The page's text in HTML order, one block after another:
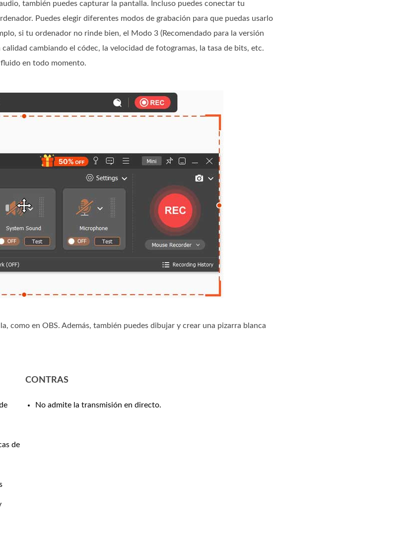
también puedes capturar la pantalla. Incluso puedes conectar tu
Puedes elegir diferentes modos de grabación para que puedas usarlo
si tu ordenador no rinde bien, el Modo 3 (Recomendado para la versión
cambiando el códec, la velocidad de fotogramas, la tasa de bits, etc.
en todo momento.
como en OBS. Además, también puedes dibujar y crear una pizarra blanca
de
CONTRAS
No admite la transmisión en directo.